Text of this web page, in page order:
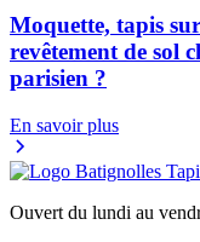
Moquette, tapis
revêtement de sol
parisien ?
En savoir plus
Ouvert du lundi au